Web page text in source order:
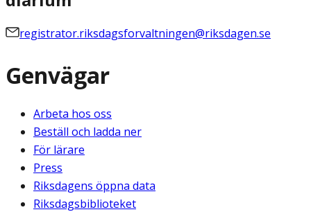
registrator.riksdagsforvaltningen@riksdagen.se
Genvägar
Arbeta hos oss
Beställ och ladda ner
För lärare
Press
Riksdagens öppna data
Riksdagsbiblioteket